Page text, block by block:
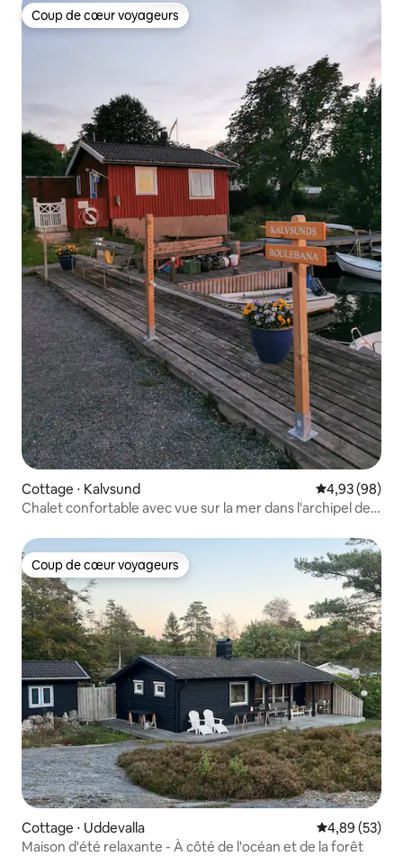
Coup de cœur voyageurs
Coup de cœur voyageurs
Cottage ⋅ Kalvsund Évaluation
4,93 (98)
Chalet confortable avec vue sur la mer dans l'archipel de
Coup de cœur voyageurs
Coup de cœur voyageurs
Cottage ⋅ Uddevalla Évaluation
4,89 (53)
Maison d'été relaxante - À côté de l'océan et de la forêt